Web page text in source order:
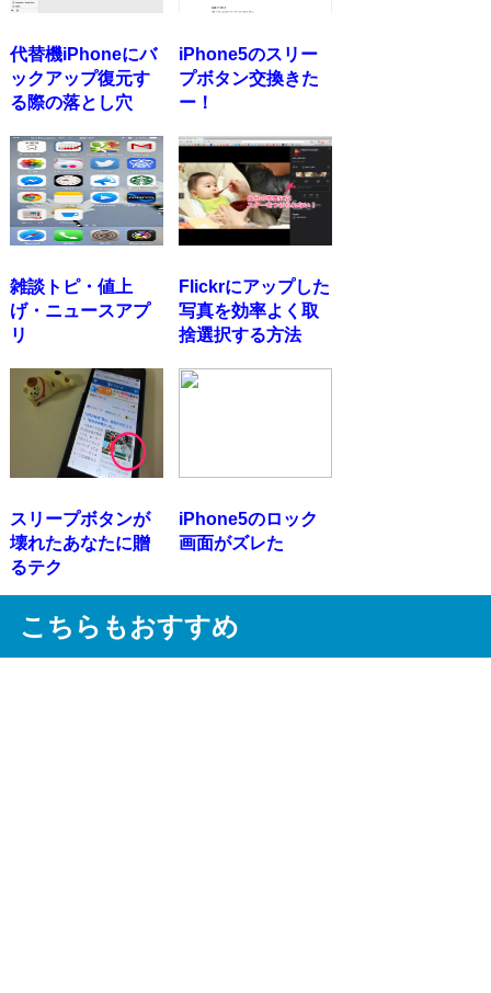
代替機iPhoneにバ
ックアップ復元す
る際の落とし穴
iPhone5のスリー
プボタン交換きた
ー！
雑談トピ・値上
げ・ニュースアプ
リ
Flickrにアップした
写真を効率よく取
捨選択する方法
スリープボタンが
壊れたあなたに贈
るテク
iPhone5のロック
画面がズレた
こちらもおすすめ